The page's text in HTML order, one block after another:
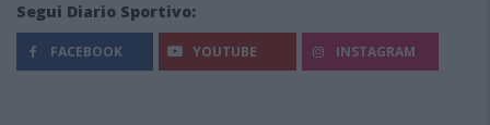
Segui Diario Sportivo:
FACEBOOK YOUTUBE INSTAGRAM